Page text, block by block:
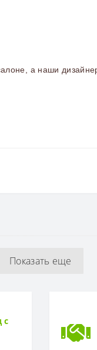
а наши
Показать еще
с